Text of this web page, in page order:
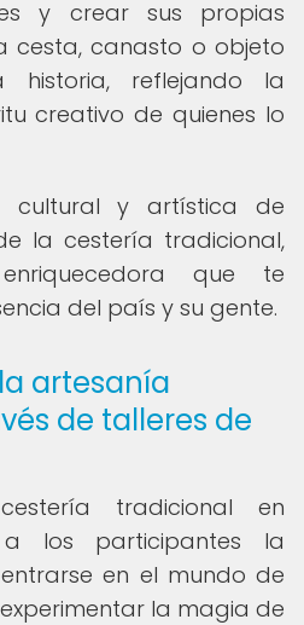
y crear sus propias
cesta, canasto o objeto
historia, reflejando la
creativo de quienes lo
cultural y artística de
la cestería tradicional,
que te
del país y su gente.
artesanía
de talleres de
tradicional en
a los participantes la
en el mundo de
la magia de